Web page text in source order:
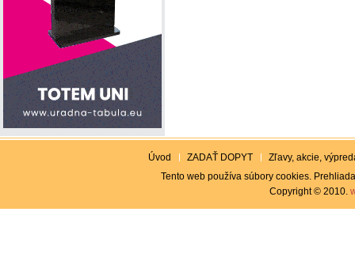
Úvod ZADAŤ DOPYT
Zľavy, akcie,
Tento web používa súbory cookies.
Copyright © 2010.